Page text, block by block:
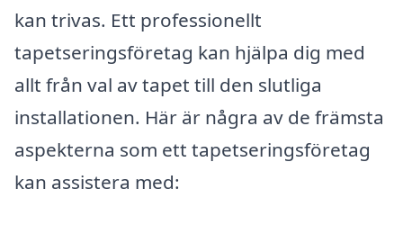
kan trivas. Ett professionellt
tapetseringsföretag kan hjälpa dig med
allt från val av tapet till den slutliga
installationen. Här är några av de främsta
aspekterna som ett tapetseringsföretag
kan assistera med: